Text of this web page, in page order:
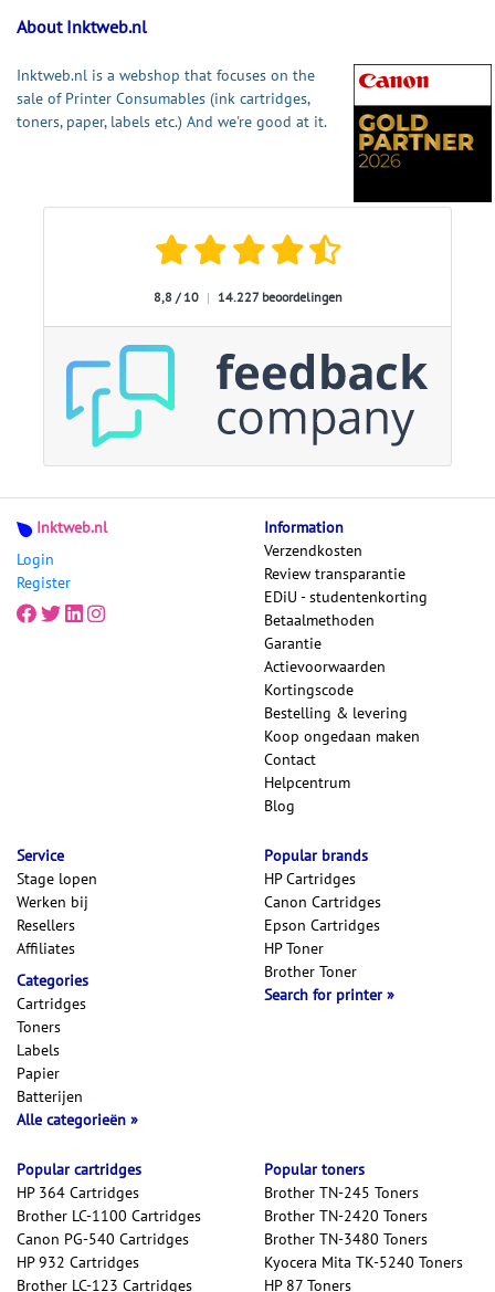
About Inktweb.nl
Inktweb.nl is a webshop that focuses on the
sale of Printer Consumables (ink cartridges,
toners, paper, labels etc.) And we're good at it.
8,8 / 10 | 14.227 beoordelingen
Inktweb.nl
Login
Register
Information
Verzendkosten
Review transparantie
EDiU - studentenkorting
Betaalmethoden
Garantie
Actievoorwaarden
Kortingscode
Bestelling & levering
Koop ongedaan maken
Contact
Helpcentrum
Blog
Service
Stage lopen
Werken bij
Resellers
Affiliates
Categories
Cartridges
Toners
Labels
Papier
Batterijen
Alle categorieën
Popular cartridges
HP 364 Cartridges
Brother LC-1100 Cartridges
Canon PG-540 Cartridges
HP 932 Cartridges
Brother LC-123 Cartridges
Popular toners
Brother TN-245 Toners
Brother TN-2420 Toners
Brother TN-3480 Toners
Kyocera Mita TK-5240 Toners
HP 87 Toners
Popular brands
HP Cartridges
Canon Cartridges
Epson Cartridges
HP Toner
Brother Toner
Search for printer